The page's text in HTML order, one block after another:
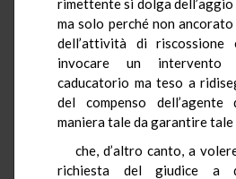
rimettente si dolga
ma solo perché non
dell’attività di riscossione
invocare un intervento
caducatorio ma teso a
del compenso
maniera tale da garantire
che, d’altro canto, a
richiesta del giudice a